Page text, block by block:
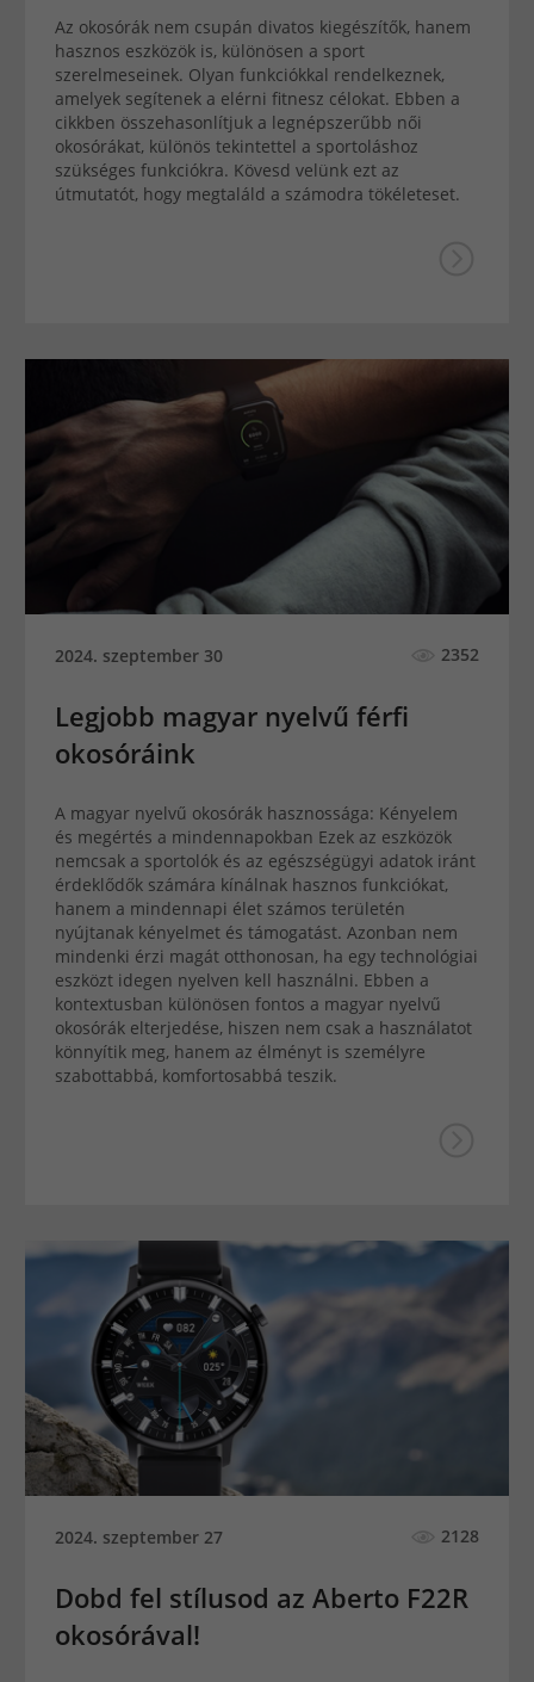
Az okosórák nem csupán divatos kiegészítők, hanem
hasznos eszközök is, különösen a sport
szerelmeseinek. Olyan funkciókkal rendelkeznek,
amelyek segítenek a elérni fitnesz célokat. Ebben a
cikkben összehasonlítjuk a legnépszerűbb női
okosórákat, különös tekintettel a sportoláshoz
szükséges funkciókra. Kövesd velünk ezt az
útmutatót, hogy megtaláld a számodra tökéleteset.
2024. szeptember 30 2352
Legjobb magyar nyelvű férfi
okosóráink
A magyar nyelvű okosórák hasznossága: Kényelem
és megértés a mindennapokban Ezek az eszközök
nemcsak a sportolók és az egészségügyi adatok iránt
érdeklődők számára kínálnak hasznos funkciókat,
hanem a mindennapi élet számos területén
nyújtanak kényelmet és támogatást. Azonban nem
mindenki érzi magát otthonosan, ha egy technológiai
eszközt idegen nyelven kell használni. Ebben a
kontextusban különösen fontos a magyar nyelvű
okosórák elterjedése, hiszen nem csak a használatot
könnyítik meg, hanem az élményt is személyre
szabottabbá, komfortosabbá teszik.
2024. szeptember 27 2128
Dobd fel stílusod az Aberto F22R
okosórával!